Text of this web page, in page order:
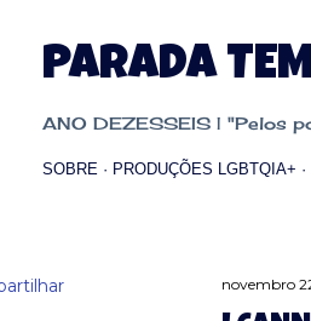
PARADA
ANO DEZESSEIS | "Pelos
SOBRE PRODUÇÕES LGBTQIA+
novembro